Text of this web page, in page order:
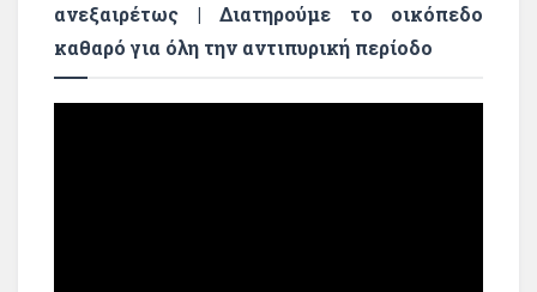
ανεξαιρέτως | Διατηρούμε το οικόπεδο
καθαρό για όλη την αντιπυρική περίοδο